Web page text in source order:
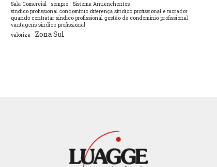
Sala Comercial
sempre
Sistema Antienchentes
síndico profissional condomínio diferença síndico profissional e morador
quando contratar síndico profissional gestão de condomínio profissional
vantagens síndico profissional
valoriza
Zona Sul